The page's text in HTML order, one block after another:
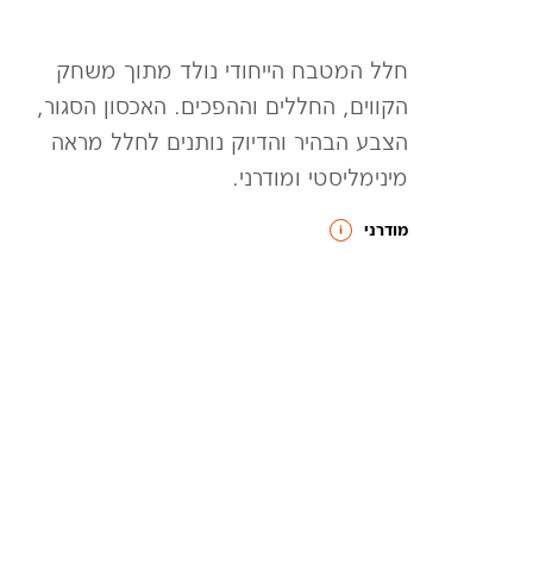
חלל המטבח הייחודי נולד מתוך משחק
הקווים, החללים וההפכים. האכסון הסגור,
הצבע הבהיר והדיוק נותנים לחלל מראה
מינימליסטי ומודרני.
מודרני